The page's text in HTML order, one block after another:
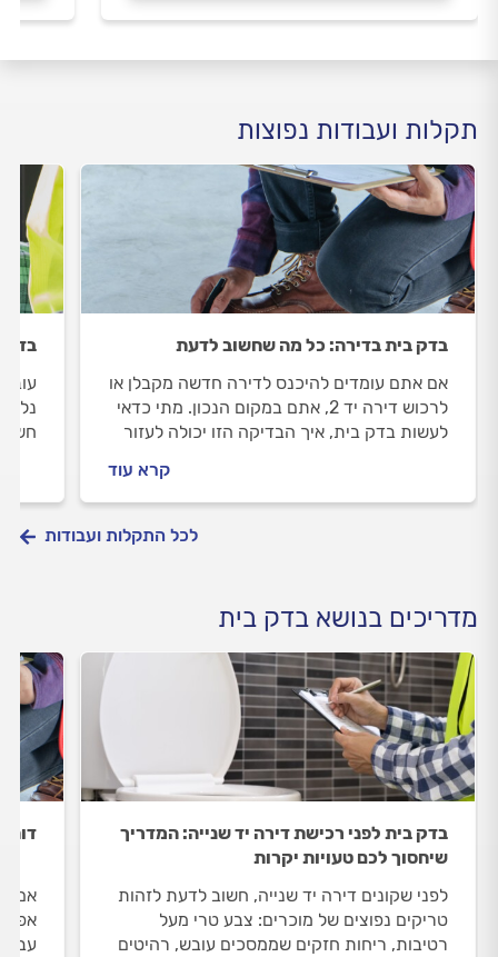
תקלות ועבודות נפוצות
בדק בית בדירה: כל מה שחשוב לדעת
אם אתם עומדים להיכנס לדירה חדשה מקבלן או
לרכוש דירה יד 2, אתם במקום הנכון. מתי כדאי
לעשות בדק בית, איך הבדיקה הזו יכולה לעזור
קרא עוד
בדק
לכל התקלות ועבודות
מדריכים בנושא בדק בית
בדק בית לפני רכישת דירה יד שנייה: המדריך
שיחסוך לכם טעויות יקרות
לפני שקונים דירה יד שנייה, חשוב לדעת לזהות
טריקים נפוצים של מוכרים: צבע טרי מעל
רטיבות, ריחות חזקים שממסכים עובש, רהיטים
דוח
אם